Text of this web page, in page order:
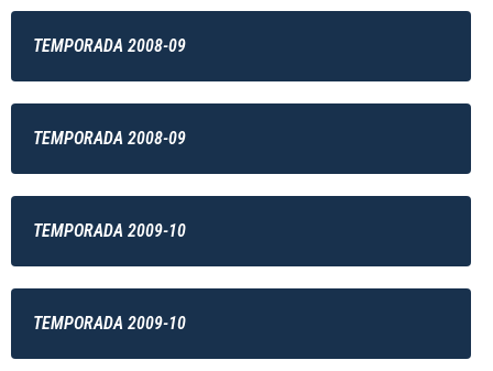
TEMPORADA 2008-09
TEMPORADA 2008-09
TEMPORADA 2009-10
TEMPORADA 2009-10